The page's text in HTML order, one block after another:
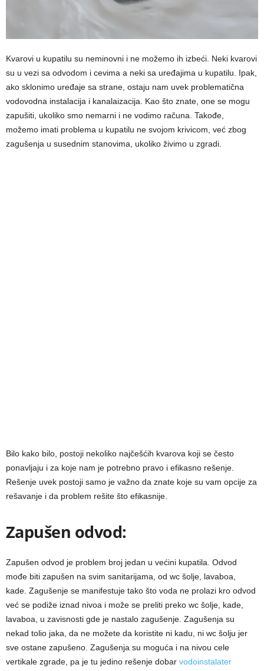
Kvarovi u kupatilu su neminovni i ne možemo ih izbeći. Neki kvarovi
su u vezi sa odvodom i cevima a neki sa uređajima u kupatilu. Ipak,
ako sklonimo uređaje sa strane, ostaju nam uvek problematična
vodovodna instalacija i kanalaizacija. Kao što znate, one se mogu
zapušiti, ukoliko smo nemarni i ne vodimo računa. Takođe,
možemo imati problema u kupatilu ne svojom krivicom, već zbog
zagušenja u susednim stanovima, ukoliko živimo u zgradi.
Bilo kako bilo, postoji nekoliko najčešćih kvarova koji se često
ponavljaju i za koje nam je potrebno pravo i efikasno rešenje.
Rešenje uvek postoji samo je važno da znate koje su vam opcije za
rešavanje i da problem rešite što efikasnije.
Zapušen odvod:
Zapušen odvod je problem broj jedan u većini kupatila. Odvod
mođe biti zapušen na svim sanitarijama, od wc šolje, lavaboa,
kade. Zagušenje se manifestuje tako što voda ne prolazi kro odvod
već se podiže iznad nivoa i može se preliti preko wc šolje, kade,
lavaboa, u zavisnosti gde je nastalo zagušenje. Zagušenja su
nekad tolio jaka, da ne možete da koristite ni kadu, ni wc šolju jer
sve ostane zapušeno. Zagušenja su moguća i na nivou cele
vertikale zgrade, pa je tu jedino rešenje dobar vodoinstalater